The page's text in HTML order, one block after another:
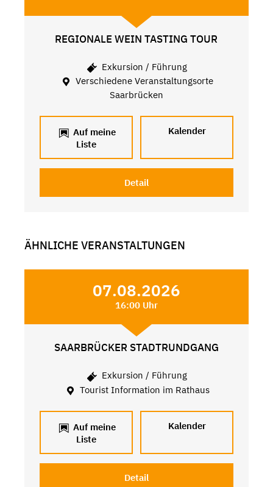
REGIONALE WEIN TASTING TOUR
Exkursion / Führung
Verschiedene Veranstaltungsorte
Saarbrücken
Auf meine
Liste
Kalender
Detail
ÄHNLICHE VERANSTALTUNGEN
07.08.2026
16:00 Uhr
SAARBRÜCKER STADTRUNDGANG
Exkursion / Führung
Tourist Information im Rathaus
Auf meine
Liste
Kalender
Detail